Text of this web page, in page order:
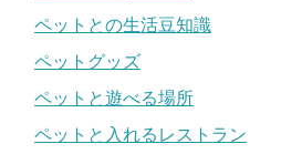
ペットとの生活豆知識
ペットグッズ
ペットと遊べる場所
ペットと入れるレストラン